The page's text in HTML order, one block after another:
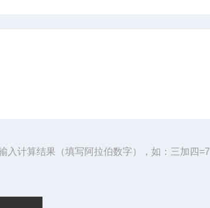
入计算结果（填写阿拉伯数字），如：三加四=7